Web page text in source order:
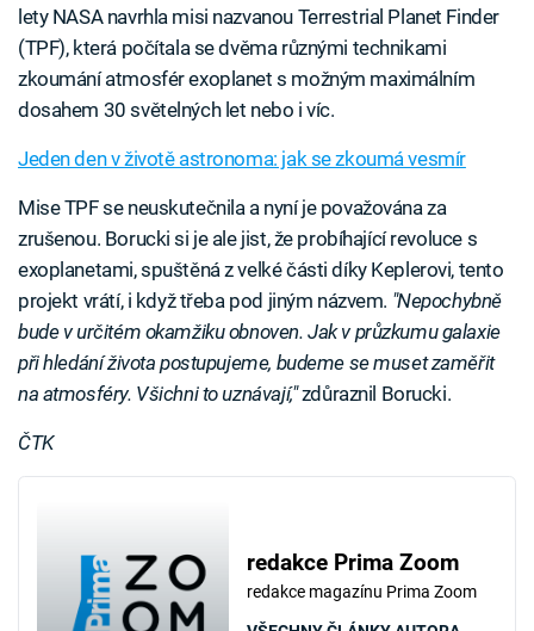
lety NASA navrhla misi nazvanou Terrestrial Planet Finder
(TPF), která počítala se dvěma různými technikami
zkoumání atmosfér exoplanet s možným maximálním
dosahem 30 světelných let nebo i víc.
Jeden den v životě astronoma: jak se zkoumá vesmír
Mise TPF se neuskutečnila a nyní je považována za
zrušenou. Borucki si je ale jist, že probíhající revoluce s
exoplanetami, spuštěná z velké části díky Keplerovi, tento
projekt vrátí, i když třeba pod jiným názvem. "Nepochybně
bude v určitém okamžiku obnoven. Jak v průzkumu galaxie
při hledání života postupujeme, budeme se muset zaměřit
na atmosféry. Všichni to uznávají,"zdůraznil Borucki.
ČTK
redakce Prima Zoom
redakce magazínu Prima Zoom